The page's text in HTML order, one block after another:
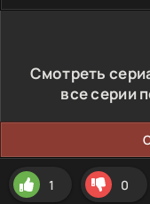
Смотреть
все серии
1 0